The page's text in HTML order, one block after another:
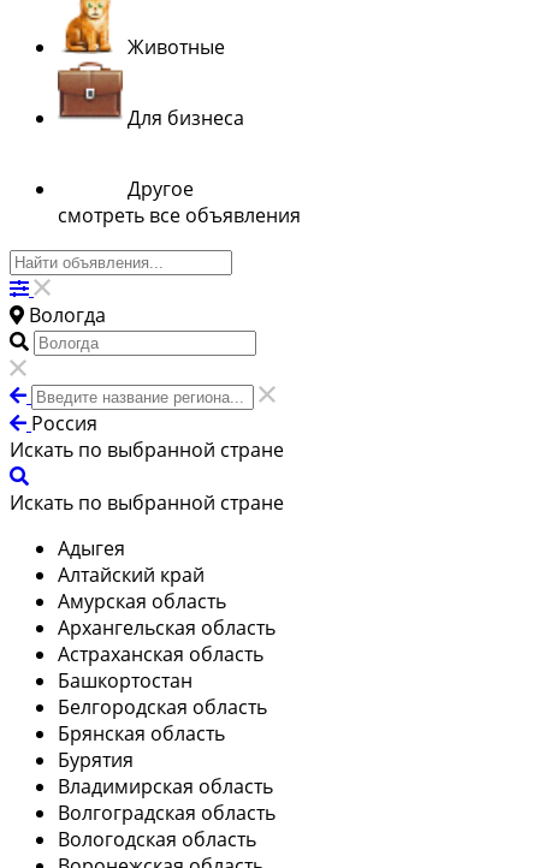
Животные
Для бизнеса
Другое
смотреть все объявления
Вологда
Россия
Искать по выбранной стране
Искать по выбранной стране
Адыгея
Алтайский край
Амурская область
Архангельская область
Астраханская область
Башкортостан
Белгородская область
Брянская область
Бурятия
Владимирская область
Волгоградская область
Вологодская область